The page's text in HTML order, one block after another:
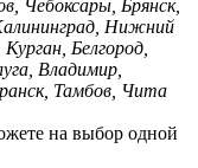
Чебоксары, Брянск,
Нижний
Белгород,
Владимир,
Тамбов, Чита
на выбор одной